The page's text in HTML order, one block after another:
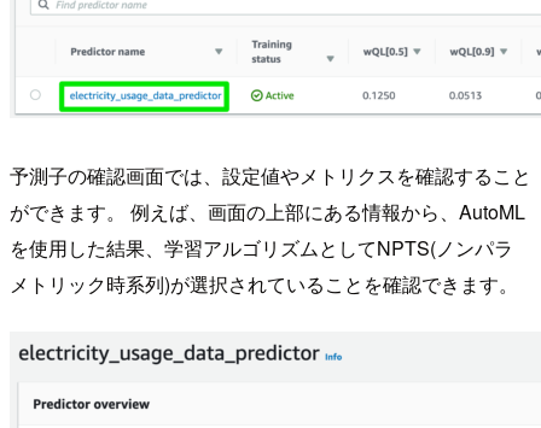
予測子の確認画面では、設定値やメトリクスを確認すること
ができます。 例えば、画面の上部にある情報から、AutoML
を使用した結果、学習アルゴリズムとしてNPTS(ノンパラ
メトリック時系列)が選択されていることを確認できます。